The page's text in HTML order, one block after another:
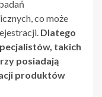
co może
Dlatego
takich
posiadają
produktów